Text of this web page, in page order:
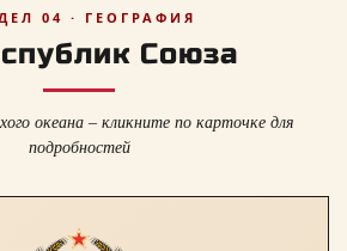
04 · ГЕОГРАФИЯ
Союза
океана – кликните по карточке для
подробностей